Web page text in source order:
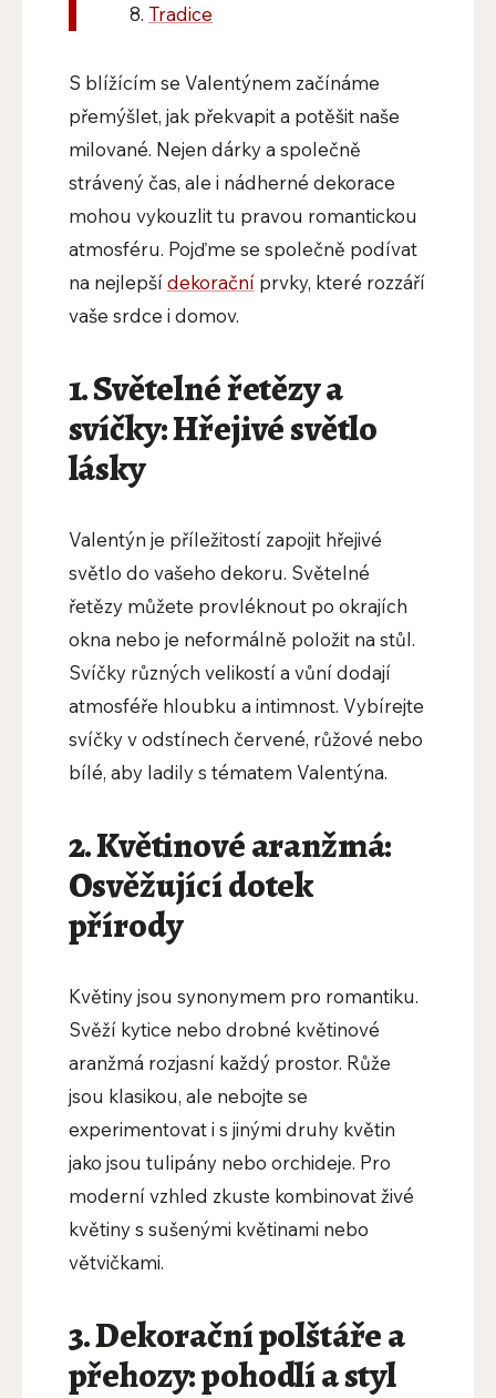
Tradice
S blížícím se Valentýnem začínáme
přemýšlet, jak překvapit a potěšit naše
milované. Nejen dárky a společně
strávený čas, ale i nádherné dekorace
mohou vykouzlit tu pravou romantickou
atmosféru. Pojďme se společně podívat
na nejlepšídekoračníprvky, které rozzáří
vaše srdce i domov.
1. Světelné řetězy a
svíčky: Hřejivé světlo
lásky
Valentýn je příležitostí zapojit hřejivé
světlo do vašeho dekoru. Světelné
řetězy můžete provléknout po okrajích
okna nebo je neformálně položit na stůl.
Svíčky různých velikostí a vůní dodají
atmosféře hloubku a intimnost. Vybírejte
svíčky v odstínech červené, růžové nebo
bílé, aby ladily s tématem Valentýna.
2. Květinové aranžmá:
Osvěžující dotek
přírody
Květiny jsou synonymem pro romantiku.
Svěží kytice nebo drobné květinové
aranžmá rozjasní každý prostor. Růže
jsou klasikou, ale nebojte se
experimentovat i s jinými druhy květin
jako jsou tulipány nebo orchideje. Pro
moderní vzhled zkuste kombinovat živé
květiny s sušenými květinami nebo
větvičkami.
3. Dekorační polštáře a
přehozy: pohodlí a styl